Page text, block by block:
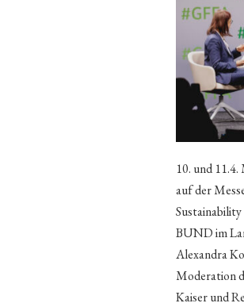
10. und
auf der
BUND im
Alexandra
Moderation
Kaiser und